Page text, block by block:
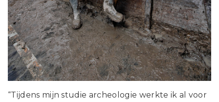
“Tijdens mijn studie archeologie werkte ik al voor